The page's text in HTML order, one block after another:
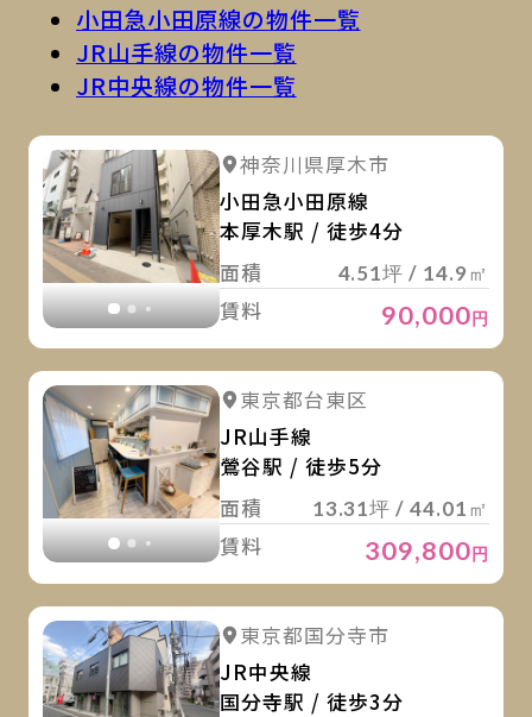
小田急小田原線の物件一覧
JR山手線の物件一覧
JR中央線の物件一覧
詳細を見る
神奈川県厚木市
小田急小田原線
本厚木駅 / 徒歩4分
面積
4.51坪 / 14.9㎡
賃料 90,000円
詳細を見る
東京都台東区
JR山手線
鶯谷駅 / 徒歩5分
面積
13.31坪 / 44.01㎡
賃料 309,800円
詳細を見る
東京都国分寺市
JR中央線
国分寺駅 / 徒歩3分